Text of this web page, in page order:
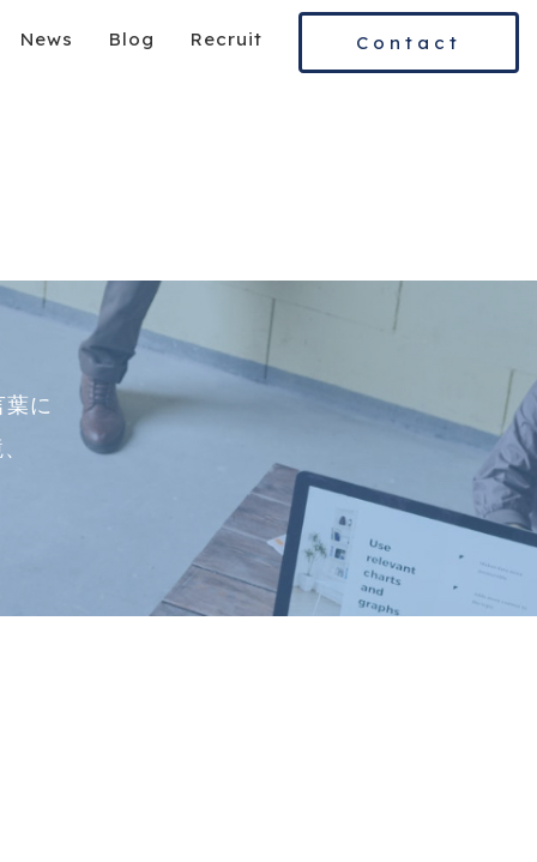
News Blog Recruit Contact
に